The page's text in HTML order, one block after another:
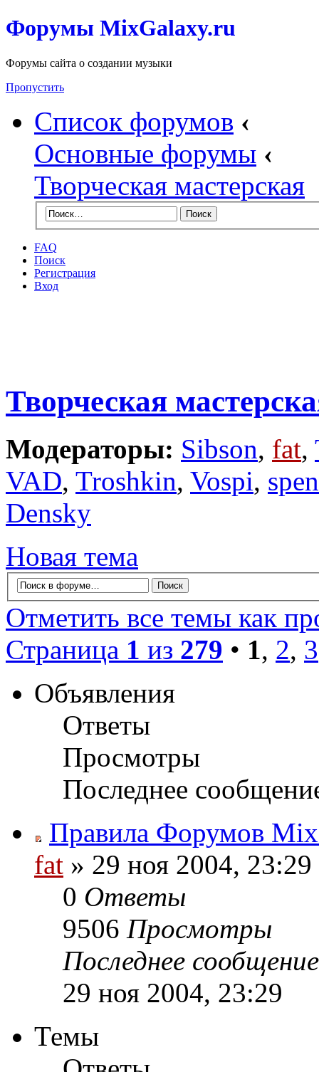
Форумы MixGalaxy.ru
Форумы сайта о создании музыки
Пропустить
Список форумов ‹
Основные форумы ‹
Творческая мастерская
FAQ
Поиск
Регистрация
Вход
Творческая
Модераторы: Sibson, fat,
VAD, Troshkin, Vospi,
Densky
Новая тема
Отметить все темы как
Страница 1 из 279 • 1, 2, 3
Объявления
Ответы
Просмотры
Последнее
Правила Форумов
fat » 29 ноя 2004, 23:29
0 Ответы
9506 Просмотры
Последнее
29 ноя 2004, 23:29
Темы